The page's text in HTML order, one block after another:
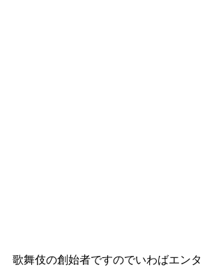
歌舞伎の創始者ですのでいわばエンタ